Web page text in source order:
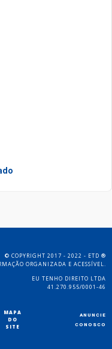
MAPA
DO
SITE
ANUNCIE
CONOSCO
© COPYRIGHT 2017 - 2022 - ETD ®
ORGANIZADA E ACESSÍVEL.
EU TENHO DIREITO LTDA
41.270.955/0001-46